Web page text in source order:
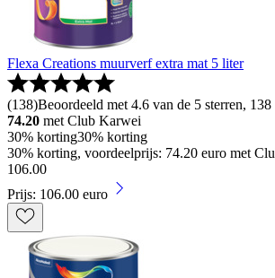
Flexa Creations muurverf extra mat 5 liter
(138)Beoordeeld met 4.6 van de 5 sterren,
74.20 met Club Karwei
30% korting30% korting
30% korting, voordeelprijs: 74.20 euro met
106.00
Prijs: 106.00 euro